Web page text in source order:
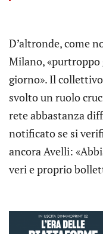
D’altronde, come
Milano, «purtroppo
giorno». Il
svolto un ruolo
rete abbastanza
notificato se si
ancora Avelli:
veri e proprio